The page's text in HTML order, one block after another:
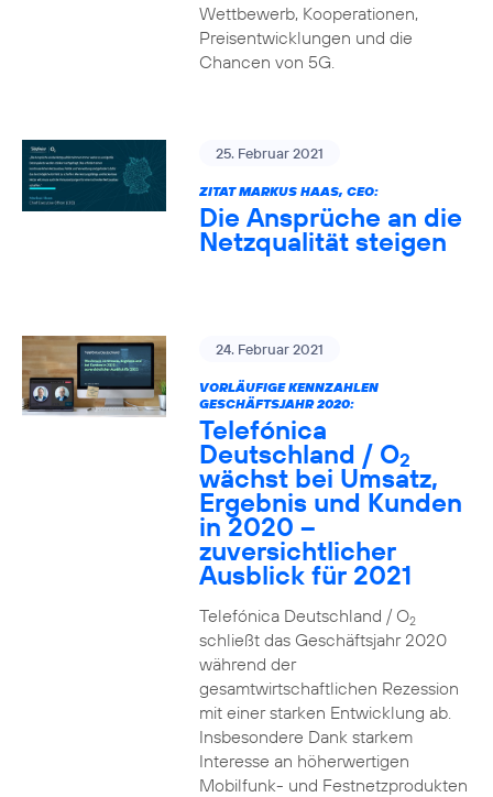
Wettbewerb, Kooperationen,
Preisentwicklungen und die
Chancen von 5G.
25. Februar 2021
ZITAT MARKUS HAAS, CEO:
Die Ansprüche an die
Netzqualität steigen
24. Februar 2021
VORLÄUFIGE KENNZAHLEN
GESCHÄFTSJAHR 2020:
Telefónica
Deutschland / O2
wächst bei Umsatz,
Ergebnis und Kunden
in 2020 –
zuversichtlicher
Ausblick für 2021
Telefónica Deutschland / O2
schließt das Geschäftsjahr 2020
während der
gesamtwirtschaftlichen Rezession
mit einer starken Entwicklung ab.
Insbesondere Dank starkem
Interesse an höherwertigen
Mobilfunk- und Festnetzprodukten